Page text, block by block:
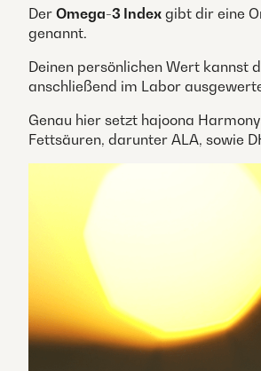
Der Omega-3 Index gibt dir eine
genannt.
Deinen persönlichen Wert kannst
anschließend im Labor
Genau hier setzt hajoona
Fettsäuren, darunter ALA, sowie